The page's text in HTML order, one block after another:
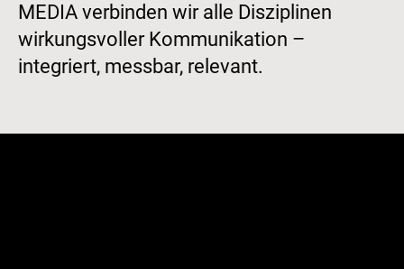
MEDIA verbinden wir alle Disziplinen
wirkungsvoller Kommunikation –
integriert, messbar, relevant.